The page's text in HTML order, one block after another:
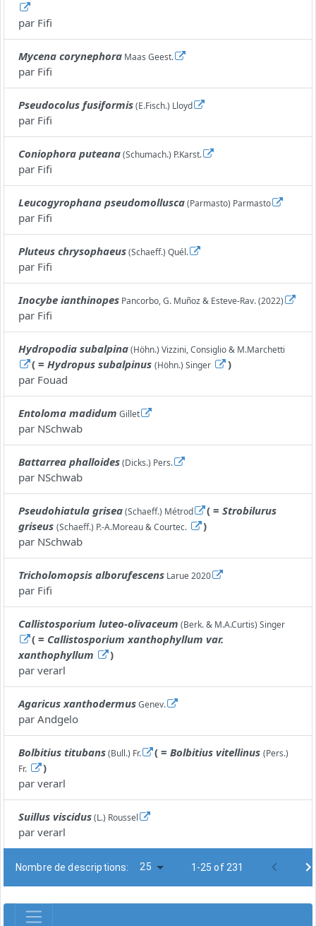
par Fifi
Mycena corynephora Maas Geest.
par Fifi
Pseudocolus fusiformis(E.Fisch.) Lloyd
par Fifi
Coniophora puteana(Schumach.) P.Karst.
par Fifi
Leucogyrophana pseudomollusca(Parmasto) Parmasto
par Fifi
Pluteus chrysophaeus(Schaeff.) Quél.
par Fifi
Inocybe ianthinopes Pancorbo, G. Muñoz & Esteve-Rav. (2022)
par Fifi
Hydropodia subalpina(Höhn.) Vizzini, Consiglio & M.Marchetti
( =Hydropus subalpinus (Höhn.) Singer
)
par Fouad
Entoloma madidum Gillet
par NSchwab
Battarrea phalloides(Dicks.) Pers.
par NSchwab
Pseudohiatula grisea(Schaeff.) Métrod ( =Strobilurus
griseus (Schaeff.) P.-A.Moreau & Courtec.
)
par NSchwab
Tricholomopsis alborufescens Larue 2020
par Fifi
Callistosporium luteo-olivaceum (Berk. & M.A.Curtis) Singer
( = Callistosporium xanthophyllum var.
xanthophyllum
)
par verarl
Agaricus xanthodermusGenev.
par Andgelo
Bolbitius titubans(Bull.) Fr. ( =Bolbitius vitellinus (Pers.)
Fr.
)
par verarl
Suillus viscidus(L.) Roussel
par verarl
Nombre de descriptions: 25 1-25 of 231